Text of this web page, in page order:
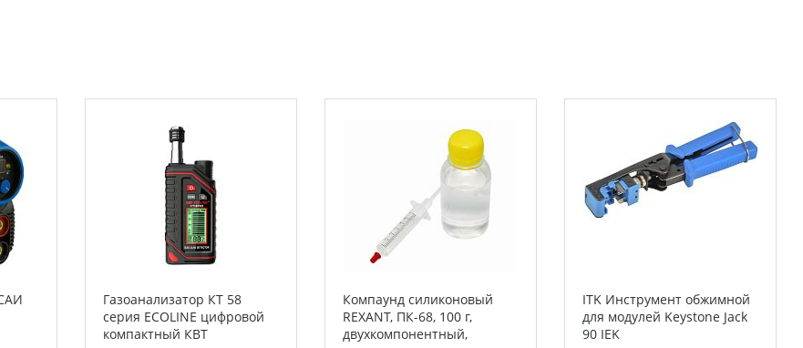
Газоанализатор КТ 58
серия ECOLINE цифровой
компактный КВТ
Компаунд силиконовый
REXANT, ПК-68, 100 г,
двухкомпонентный,
ITK Инструмент обжимной
для модулей Keystone Jack
90 IEK